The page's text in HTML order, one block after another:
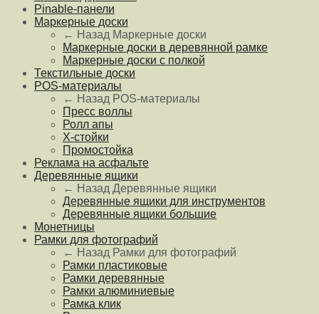
Pinable-панели
Маркерные доски
← Назад Маркерные доски
Маркерные доски в деревянной рамке
Маркерные доски с полкой
Текстильные доски
POS-материалы
← Назад POS-материалы
Пресс воллы
Ролл апы
Х-стойки
Промостойка
Реклама на асфальте
Деревянные ящики
← Назад Деревянные ящики
Деревянные ящики для инструментов
Деревянные ящики большие
Монетницы
Рамки для фотографий
← Назад Рамки для фотографий
Рамки пластиковые
Рамки деревянные
Рамки алюминиевые
Рамка клик